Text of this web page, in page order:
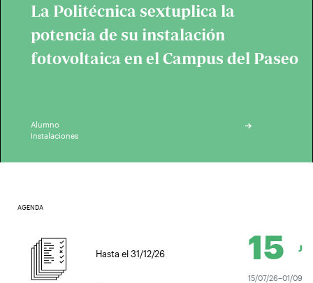
La Politécnica sextuplica la
potencia de su instalación
fotovoltaica en el Campus del Paseo
Alumno
Instalaciones
AGENDA
Hasta el 31/12/26 15
15/07/26–01/09/26